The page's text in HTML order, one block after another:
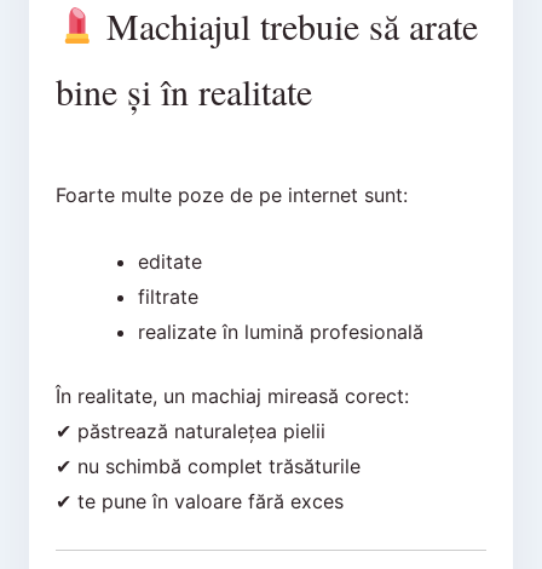
Machiajul trebuie să arate
bine și în realitate
Foarte multe poze de pe internet sunt:
editate
filtrate
realizate în lumină profesională
În realitate, un machiaj mireasă corect:
✔ păstrează naturalețea pielii
✔ nu schimbă complet trăsăturile
✔ te pune în valoare fără exces